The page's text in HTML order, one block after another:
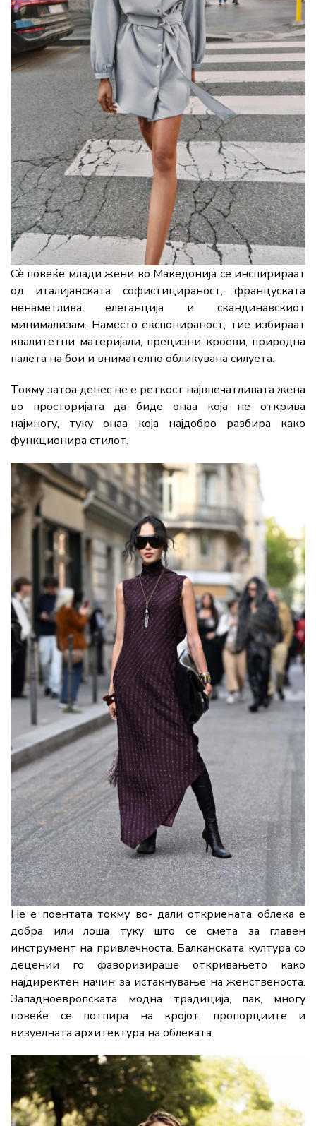
Сè повеќе млади жени во Македонија се инспирираат
од италијанската софистицираност, француската
ненаметлива елеганција и скандинавскиот
минимализам. Наместо експонираност, тие избираат
квалитетни материјали, прецизни кроеви, природна
палета на бои и внимателно обликувана силуета.
Токму затоа денес не е реткост највпечатливата жена
во просторијата да биде онаа која не открива
најмногу, туку онаа која најдобро разбира како
функционира стилот.
Не е поентата токму во- дали откриената облека е
добра или лоша туку што се смета за главен
инструмент на привлечноста. Балканската култура со
децении го фаворизираше откривањето како
најдиректен начин за истакнување на женственоста.
Западноевропската модна традиција, пак, многу
повеќе се потпира на кројот, пропорциите и
визуелната архитектура на облеката.